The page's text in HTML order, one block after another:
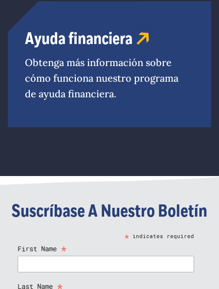
Ayuda financiera
Obtenga más información sobre
cómo funciona nuestro programa
de ayuda financiera.
Suscríbase A Nuestro Boletín
*indicates required
First Name *
Last Name